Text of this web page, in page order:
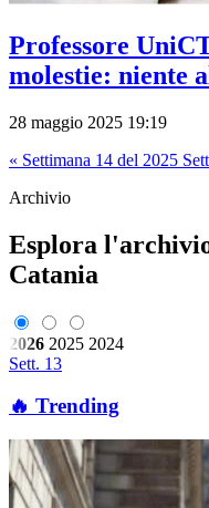
Professore
molestie: niente
28 maggio 2025 19:19
« Settimana 14 del 2025
Archivio
Esplora
Catania
2026 2025 2024
Sett. 13
🔥 Trending